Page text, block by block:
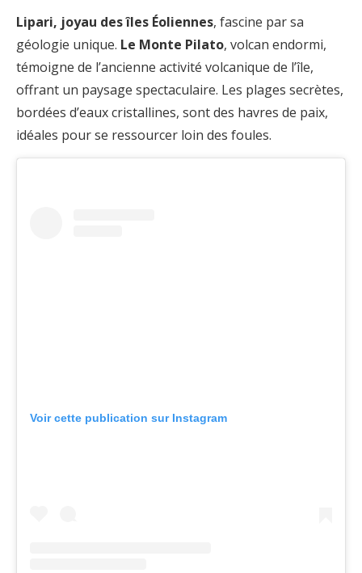
Lipari, joyau des îles Éoliennes, fascine par sa
géologie unique. Le Monte Pilato, volcan endormi,
témoigne de l’ancienne activité volcanique de l’île,
offrant un paysage spectaculaire. Les plages secrètes,
bordées d’eaux cristallines, sont des havres de paix,
idéales pour se ressourcer loin des foules.
Voir cette publication sur Instagram